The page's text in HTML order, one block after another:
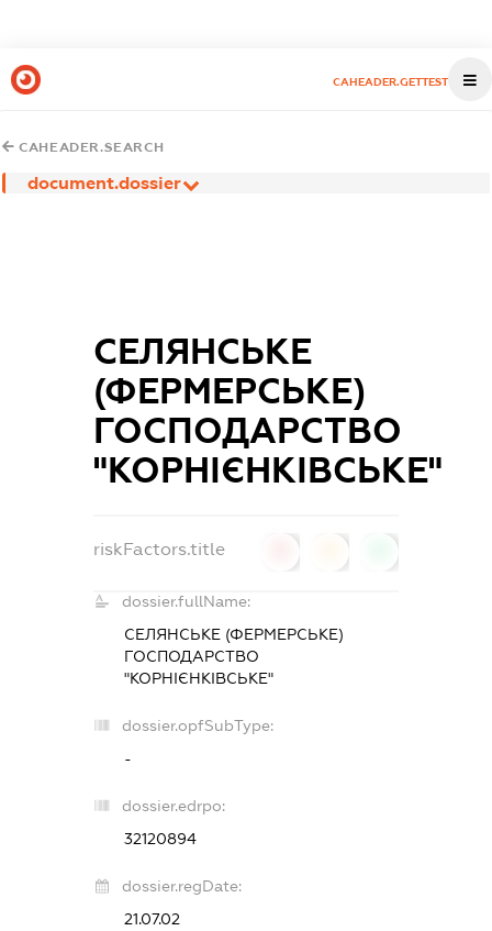
CAHEADER.GETTEST
CAHEADER.SEARCH
document.dossier
СЕЛЯНСЬКЕ
(ФЕРМЕРСЬКЕ)
ГОСПОДАРСТВО
"КОРНІЄНКІВСЬКЕ"
riskFactors.title
dossier.fullName:
СЕЛЯНСЬКЕ (ФЕРМЕРСЬКЕ)
ГОСПОДАРСТВО
"КОРНІЄНКІВСЬКЕ"
dossier.opfSubType:
-
dossier.edrpo:
32120894
dossier.regDate:
21.07.02